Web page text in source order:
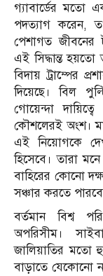
গ্যাবার্ডের মতো
পদত্যাগ করেন,
পেশাগত জীবনের
এই সিদ্ধান্ত হয়তো
বিদায় ট্রাম্পের
দিয়েছে। বিল
গোয়েন্দা
কৌশলেরই অংশ।
এই নিয়োগকে
হিসেবে। তারা
বাহিরের কোনো
সঞ্চার করতে
বর্তমান বিশ্ব
অপরিসীম।
জালিয়াতির মতো
বাড়াতে যেকোনো